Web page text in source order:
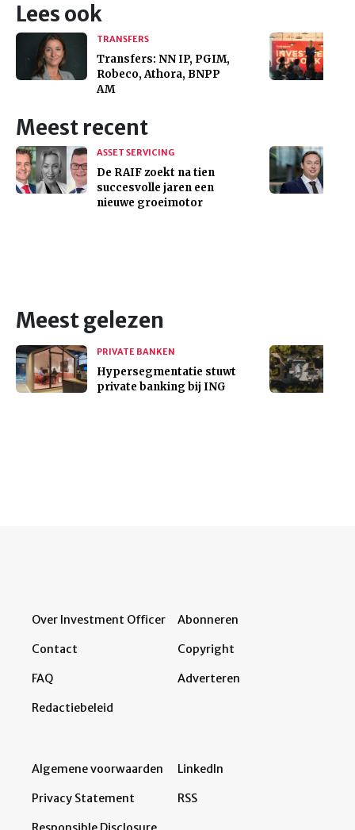
Lees ook
TRANSFERS
Transfers: NN IP, PGIM,
Robeco, Athora, BNPP
AM
Meest recent
ASSET SERVICING
De RAIF zoekt na tien
succesvolle jaren een
nieuwe groeimotor
Meest gelezen
PRIVATE BANKEN
Hypersegmentatie stuwt
private banking bij ING
Over Investment Officer
Contact
FAQ
Redactiebeleid
Abonneren
Copyright
Adverteren
Algemene voorwaarden
Privacy Statement
LinkedIn
RSS